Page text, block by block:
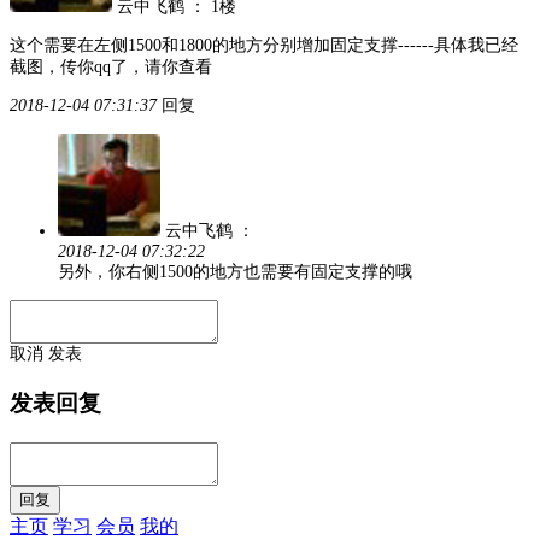
云中飞鹤 ： 1楼
这个需要在左侧1500和1800的地方分别增加固定支撑------具体我已经
截图，传你qq了，请你查看
2018-12-04 07:31:37 回复
云中飞鹤
：
2018-12-04 07:32:22
另外，你右侧1500的地方也需要有固定支撑的哦
取消 发表
发表回复
主页 学习 会员 我的